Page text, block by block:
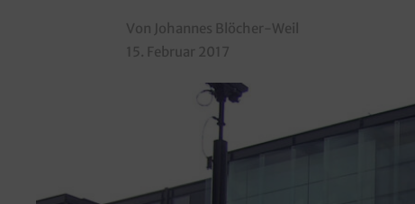
Von Johannes Blöcher-Weil
15. Februar 2017